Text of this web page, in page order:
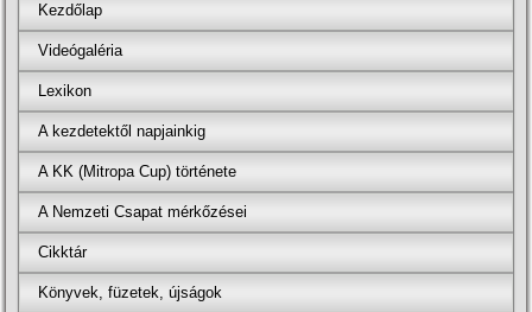
Kezdőlap
Videógaléria
Lexikon
A kezdetektől napjainkig
A KK (Mitropa Cup) története
A Nemzeti Csapat mérkőzései
Cikktár
Könyvek, füzetek, újságok